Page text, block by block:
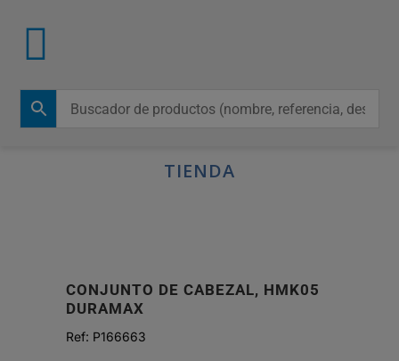
TIENDA
CONJUNTO DE CABEZAL, HMK05
DURAMAX
Ref: P166663